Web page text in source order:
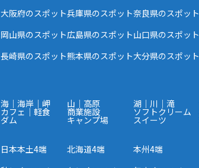
大阪府のスポット兵庫県のスポット奈良県のスポット
岡山県のスポット広島県のスポット山口県のスポット
長崎県のスポット熊本県のスポット大分県のスポット
海｜海岸｜岬 山｜高原 湖｜川｜滝
カフェ｜軽食 商業施設 ソフトクリーム
ダム キャンプ場 スイーツ
日本本土4端 北海道4端 本州4端